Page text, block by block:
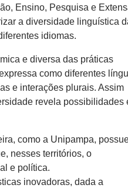
Ensino, Pesquisa e
a diversidade linguística
idiomas.
e diversa das práticas
como diferentes
e interações plurais. Assim
revela possibilidades
como a Unipampa,
nesses territórios, o
e política.
inovadoras, dada a